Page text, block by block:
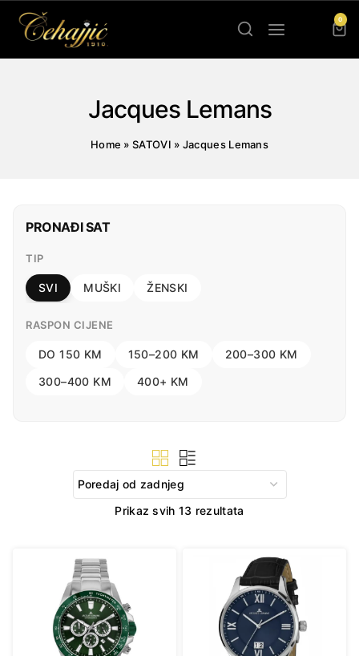
0
Jacques Lemans
Home »SATOVI » Jacques Lemans
PRONAĐI SAT
TIP
SVI MUŠKI ŽENSKI
RASPON CIJENE
DO 150 KM 150–200 KM
200–300 KM
300–400 KM
400+ KM
Prikaz svih 13 rezultata
latest